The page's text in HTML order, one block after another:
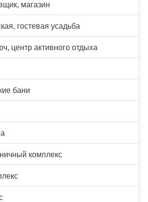
магазин
гостевая усадьба
центр активного отдыха
бани
комплекс